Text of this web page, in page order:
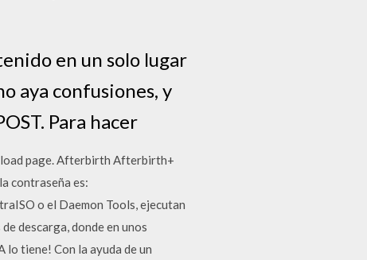
en un solo lugar
aya confusiones, y
Para hacer
page. Afterbirth Afterbirth+
contraseña es:
o el Daemon Tools, ejecutan
descarga, donde en unos
lo tiene! Con la ayuda de un